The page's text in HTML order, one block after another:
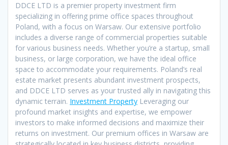
DDCE LTD is a premier property investment firm
specializing in offering prime office spaces throughout
Poland, with a focus on Warsaw. Our extensive portfolio
includes a diverse range of commercial properties suitable
for various business needs. Whether you’re a startup, small
business, or large corporation, we have the ideal office
space to accommodate your requirements. Poland’s real
estate market presents abundant investment prospects,
and DDCE LTD serves as your trusted ally in navigating this
dynamic terrain. Investment Property Leveraging our
profound market insights and expertise, we empower
investors to make informed decisions and maximize their
returns on investment. Our premium offices in Warsaw are